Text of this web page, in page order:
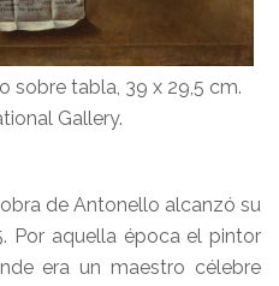
sobre tabla, 39 x 29,5 cm.
Gallery.
de Antonello alcanzó su
Por aquella época el pintor
era un maestro célebre